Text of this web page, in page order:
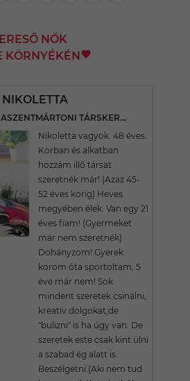
NŐK
KÖRNYÉKÉN
NIKOLETTA
48 ÉVES RÓZSASZENTMÁRTONI TÁRSKERESŐ
Nikoletta vagyok. 48 éves.
Korban és alkatban
hozzám illő társat
szeretnék már! (Azaz 45-
52 éves korig) Heves
megyében élek. Van egy 21
éves fiam! (Gyermeket
már nem szeretnék)
Dohányzom! Gyerek
korom óta sportoltam, 5
éve már nem! Sok
mindent szeretek csinálni,
kreatív dolgokat,de
"bulizni" is ha úgy van. De
szeretek este csak kint ülni
a szabad ég alatt is.
Beszélgetni.(Aki nem tud